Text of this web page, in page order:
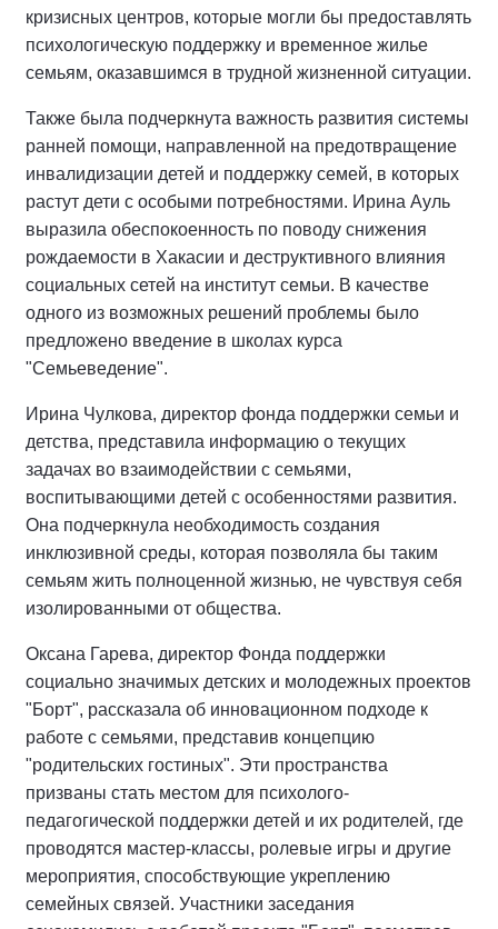
кризисных центров, которые могли бы предоставлять
психологическую поддержку и временное жилье
семьям, оказавшимся в трудной жизненной ситуации.
Также была подчеркнута важность развития системы
ранней помощи, направленной на предотвращение
инвалидизации детей и поддержку семей, в которых
растут дети с особыми потребностями. Ирина Ауль
выразила обеспокоенность по поводу снижения
рождаемости в Хакасии и деструктивного влияния
социальных сетей на институт семьи. В качестве
одного из возможных решений проблемы было
предложено введение в школах курса
"Семьеведение".
Ирина Чулкова, директор фонда поддержки семьи и
детства, представила информацию о текущих
задачах во взаимодействии с семьями,
воспитывающими детей с особенностями развития.
Она подчеркнула необходимость создания
инклюзивной среды, которая позволяла бы таким
семьям жить полноценной жизнью, не чувствуя себя
изолированными от общества.
Оксана Гарева, директор Фонда поддержки
социально значимых детских и молодежных проектов
"Борт", рассказала об инновационном подходе к
работе с семьями, представив концепцию
"родительских гостиных". Эти пространства
призваны стать местом для психолого-
педагогической поддержки детей и их родителей, где
проводятся мастер-классы, ролевые игры и другие
мероприятия, способствующие укреплению
семейных связей. Участники заседания